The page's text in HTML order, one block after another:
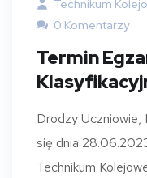
Technikum
0 Komentarzy
Termin
Drodzy Uczniowie,
się dnia
Technikum